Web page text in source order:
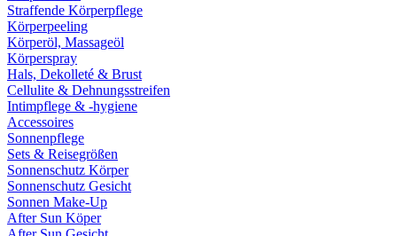
Straffende Körperpflege
Körperpeeling
Körperöl, Massageöl
Körperspray
Hals, Dekolleté & Brust
Cellulite & Dehnungsstreifen
Intimpflege & -hygiene
Accessoires
Sonnenpflege
Sets & Reisegrößen
Sonnenschutz Körper
Sonnenschutz Gesicht
Sonnen Make-Up
After Sun Köper